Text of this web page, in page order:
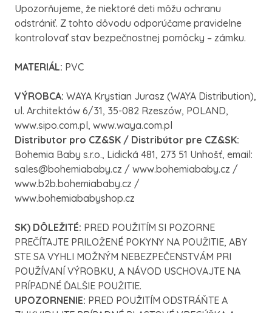
Upozorňujeme, že niektoré deti môžu ochranu
odstrániť. Z tohto dôvodu odporúčame pravidelne
kontrolovať stav bezpečnostnej pomôcky – zámku.
MATERIÁL: PVC
VÝROBCA: WAYA Krystian Jurasz (WAYA Distribution),
ul. Architektów 6/31, 35-082 Rzeszów, POLAND,
www.sipo.com.pl, www.waya.com.pl
Distributor pro CZ&SK / Distribútor pre CZ&SK:
Bohemia Baby s.r.o., Lidická 481, 273 51 Unhošť, email:
sales@bohemiababy.cz / www.bohemiababy.cz /
www.b2b.bohemiababy.cz /
www.bohemiababyshop.cz
SK) DÔLEŽITÉ: PRED POUŽITÍM SI POZORNE
PREČÍTAJTE PRILOŽENÉ POKYNY NA POUŽITIE, ABY
STE SA VYHLI MOŽNÝM NEBEZPEČENSTVÁM PRI
POUŽÍVANÍ VÝROBKU, A NÁVOD USCHOVAJTE NA
PRÍPADNÉ ĎALŠIE POUŽITIE.
UPOZORNENIE: PRED POUŽITÍM ODSTRÁŇTE A